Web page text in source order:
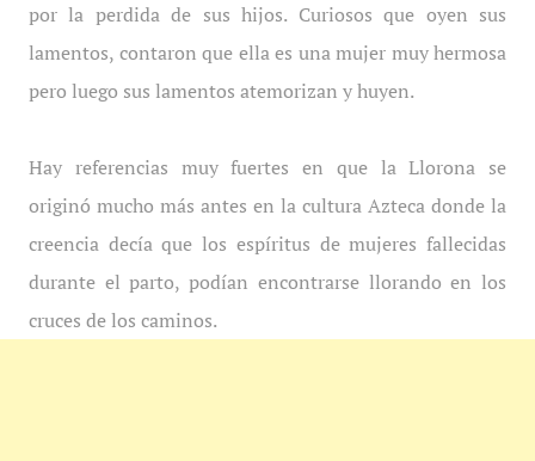
por la perdida de sus hijos. Curiosos que oyen sus
lamentos, contaron que ella es una mujer muy hermosa
pero luego sus lamentos atemorizan y huyen.
Hay referencias muy fuertes en que la Llorona se
originó mucho más antes en la cultura Azteca donde la
creencia decía que los espíritus de mujeres fallecidas
durante el parto, podían encontrarse llorando en los
cruces de los caminos.